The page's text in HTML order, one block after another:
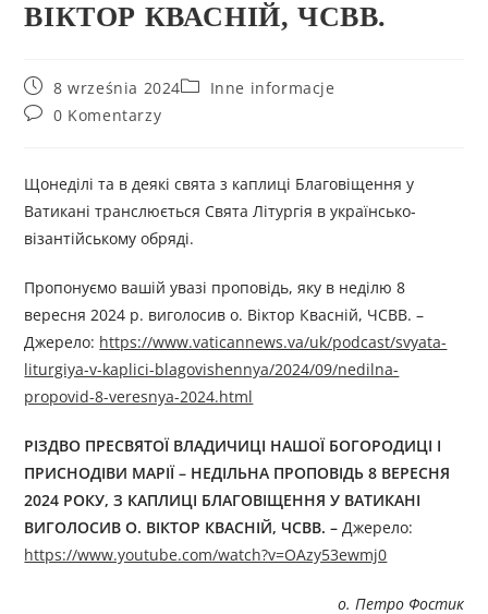
ВІКТОР КВАСНІЙ, ЧСВВ.
8 września 2024
Inne informacje
0 Komentarzy
Щонеділі та в деякі свята з каплиці Благовіщення у
Ватикані транслюється Свята Літургія в українсько-
візантійському обряді.
Пропонуємо вашій увазі проповідь, яку в неділю 8
вересня 2024 р. виголосив о. Віктор Квасній, ЧСВВ. –
Джерелo: https://www.vaticannews.va/uk/podcast/svyata-
liturgiya-v-kaplici-blagovishennya/2024/09/nedilna-
propovid-8-veresnya-2024.html
РІЗДВО ПРЕСВЯТОЇ ВЛАДИЧИЦІ НАШОЇ БОГОРОДИЦІ І
ПРИСНОДІВИ МАРІЇ – НЕДІЛЬНА ПРОПОВІДЬ 8 ВЕРЕСНЯ
2024 РОКУ,З КАПЛИЦІ БЛАГОВІЩЕННЯ У ВАТИКАНІ
ВИГОЛОСИВ О. ВІКТОР КВАСНІЙ, ЧСВВ. –Джерелo:
https://www.youtube.com/watch?v=OAzy53ewmj0
о. Петро Фостик